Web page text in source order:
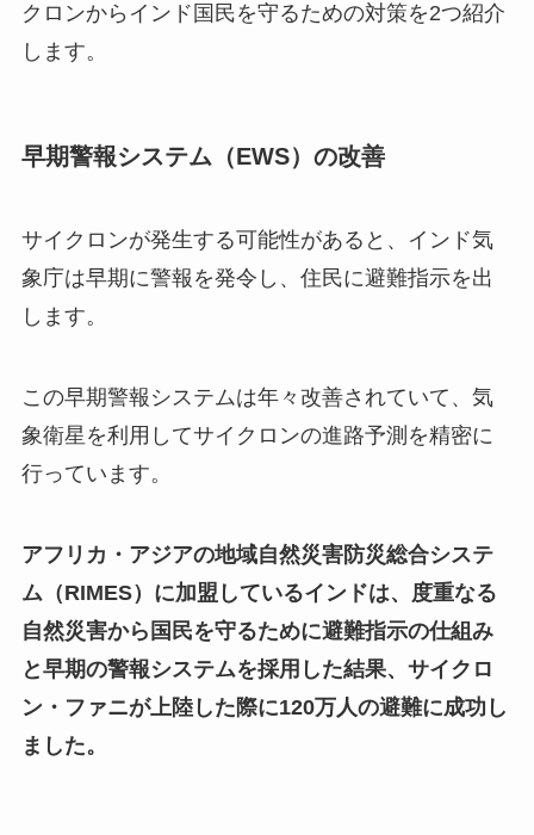
クロンからインド国民を守るための対策を2つ紹介
します。
早期警報システム（EWS）の改善
サイクロンが発生する可能性があると、インド気
象庁は早期に警報を発令し、住民に避難指示を出
します。
この早期警報システムは年々改善されていて、気
象衛星を利用してサイクロンの進路予測を精密に
行っています。
アフリカ・アジアの地域自然災害防災総合システ
ム（RIMES）に加盟しているインドは、度重なる
自然災害から国民を守るために避難指示の仕組み
と早期の警報システムを採用した結果、サイクロ
ン・ファニが上陸した際に120万人の避難に成功し
ました。